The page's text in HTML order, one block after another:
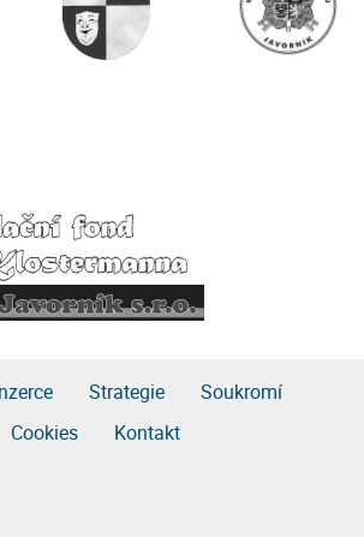
Strategie
Soukromí
Cookies
Kontakt